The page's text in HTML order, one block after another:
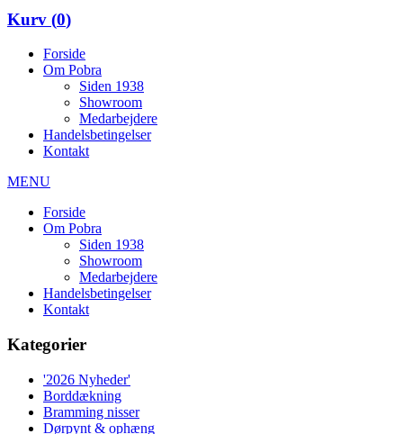
Kurv (0)
Forside
Om Pobra
Siden 1938
Showroom
Medarbejdere
Handelsbetingelser
Kontakt
MENU
Forside
Om Pobra
Siden 1938
Showroom
Medarbejdere
Handelsbetingelser
Kontakt
Kategorier
'2026 Nyheder'
Borddækning
Bramming nisser
Dørpynt & ophæng